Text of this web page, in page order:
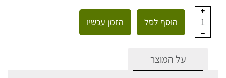
1 הוסף לסל הזמן עכשיו
על המוצר